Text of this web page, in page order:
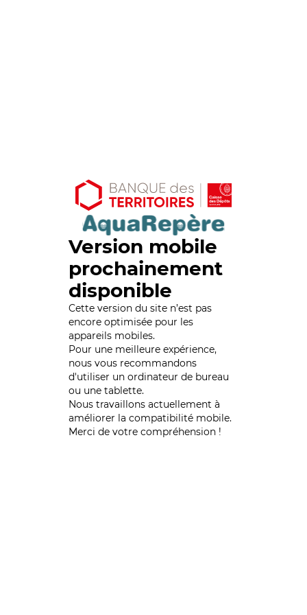
Version mobile
prochainement
disponible
Cette version du site n’est pas
encore optimisée pour les
appareils mobiles.
Pour une meilleure expérience,
nous vous recommandons
d'utiliser un ordinateur de bureau
ou une tablette.
Nous travaillons actuellement à
améliorer la compatibilité mobile.
Merci de votre compréhension !